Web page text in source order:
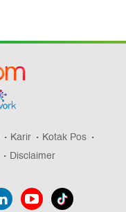
Karir
Kotak Pos
Disclaimer